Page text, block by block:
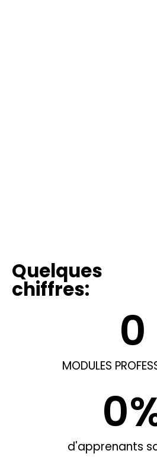
Quelques
chiffres:
MODULES
0
d'apprenants
0